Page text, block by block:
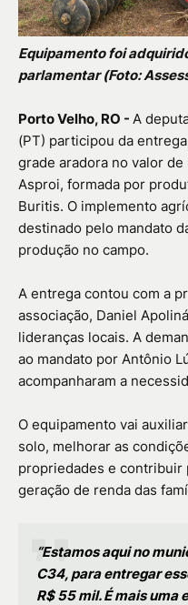
Equipamento foi
parlamentar (Foto:
Porto Velho, RO - A
(PT) participou da
grade aradora no valor
Asproi, formada por
Buritis. O implemento
destinado pelo mandato
produção no campo.
A entrega contou com a
associação, Daniel
lideranças locais. A
ao mandato por Antônio
acompanharam a
O equipamento vai
solo, melhorar as
propriedades e contribuir
geração de renda das
“Estamos aqui no
C34, para entregar
R$ 55 mil. É mais